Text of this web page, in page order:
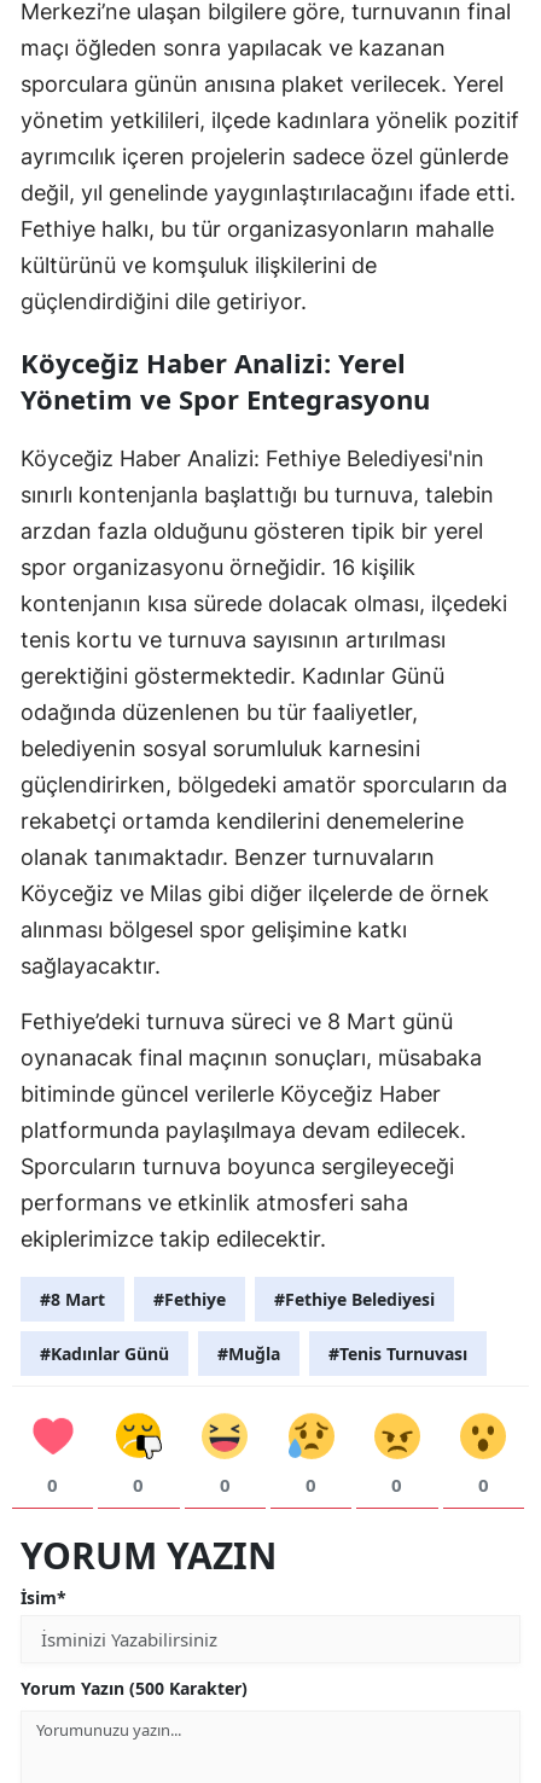
Merkezi’ne ulaşan bilgilere göre, turnuvanın final
maçı öğleden sonra yapılacak ve kazanan
sporculara günün anısına plaket verilecek. Yerel
yönetim yetkilileri, ilçede kadınlara yönelik pozitif
ayrımcılık içeren projelerin sadece özel günlerde
değil, yıl genelinde yaygınlaştırılacağını ifade etti.
Fethiye halkı, bu tür organizasyonların mahalle
kültürünü ve komşuluk ilişkilerini de
güçlendirdiğini dile getiriyor.
Köyceğiz Haber Analizi: Yerel
Yönetim ve Spor Entegrasyonu
Köyceğiz Haber Analizi: Fethiye Belediyesi'nin
sınırlı kontenjanla başlattığı bu turnuva, talebin
arzdan fazla olduğunu gösteren tipik bir yerel
spor organizasyonu örneğidir. 16 kişilik
kontenjanın kısa sürede dolacak olması, ilçedeki
tenis kortu ve turnuva sayısının artırılması
gerektiğini göstermektedir. Kadınlar Günü
odağında düzenlenen bu tür faaliyetler,
belediyenin sosyal sorumluluk karnesini
güçlendirirken, bölgedeki amatör sporcuların da
rekabetçi ortamda kendilerini denemelerine
olanak tanımaktadır. Benzer turnuvaların
Köyceğiz ve Milas gibi diğer ilçelerde de örnek
alınması bölgesel spor gelişimine katkı
sağlayacaktır.
Fethiye’deki turnuva süreci ve 8 Mart günü
oynanacak final maçının sonuçları, müsabaka
bitiminde güncel verilerle Köyceğiz Haber
platformunda paylaşılmaya devam edilecek.
Sporcuların turnuva boyunca sergileyeceği
performans ve etkinlik atmosferi saha
ekiplerimizce takip edilecektir.
#8 Mart #Fethiye #Fethiye Belediyesi
#Kadınlar Günü #Muğla #Tenis Turnuvası
0 0 0 0 0 0
YORUM YAZIN
İsim*
Yorum Yazın (500 Karakter)